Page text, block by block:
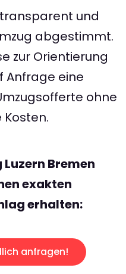
und
abgestimmt.
zur Orientierung
Anfrage eine
ohne
Bremen
exakten
erhalten:
anfragen!